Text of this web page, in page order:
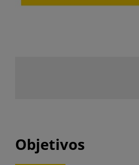
Objetivos